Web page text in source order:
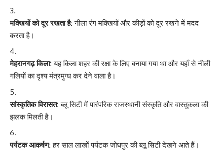
मक्खियों को दूर रखता है: नीला रंग मक्खियों और कीड़ों को दूर रखने में मदद
करता है।
मेहरानगढ़ किला: यह किला शहर की रक्षा के लिए बनाया गया था और यहाँ से नीली
गलियों का दृश्य मंत्रमुग्ध कर देने वाला है।
सांस्कृतिक विरासत: ब्लू सिटी में पारंपरिक राजस्थानी संस्कृति और वास्तुकला की
झलक मिलती है।
पर्यटक आकर्षण: हर साल लाखों पर्यटक जोधपुर की ब्लू सिटी देखने आते हैं।